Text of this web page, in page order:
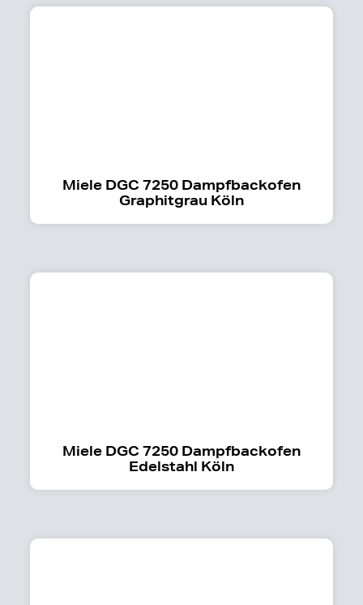
Miele DGC 7250 Dampfbackofen
Graphitgrau Köln
Miele DGC 7250 Dampfbackofen
Edelstahl Köln